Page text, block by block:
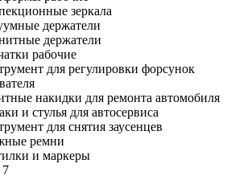
зеркала
держатели
держатели
рабочие
для регулировки форсунок
накидки для ремонта автомобиля
и стулья для автосервиса
для снятия заусенцев
ремни
и маркеры